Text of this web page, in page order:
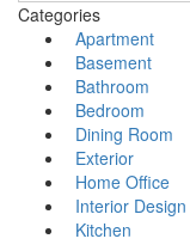
Categories
Apartment
Basement
Bathroom
Bedroom
Dining Room
Exterior
Home Office
Interior Design
Kitchen